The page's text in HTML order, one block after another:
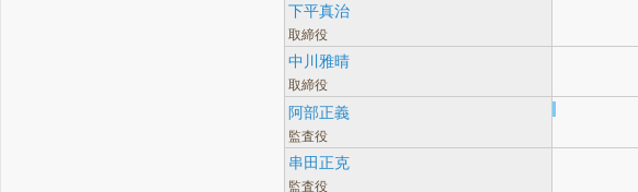
下平真治
取締役
中川雅晴
取締役
阿部正義
監査役
串田正克
監査役